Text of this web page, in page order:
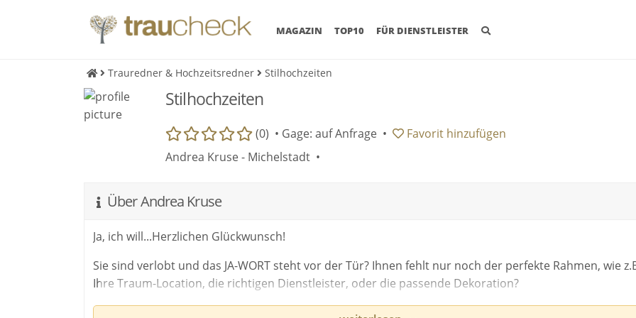
MAGAZIN (CURRENT)
TOP10 FÜR DIENSTLEISTER
Trauredner & Hochzeitsredner Stilhochzeiten
Stilhochzeiten
(0) • Gage: auf Anfrage • Favorit hinzufügen
Andrea Kruse - Michelstadt •
Über Andrea Kruse
Ja, ich will...Herzlichen Glückwunsch!
Sie sind verlobt und das JA-WORT steht vor der Tür? Ihnen fehlt nur noch der perfekte Rahmen, wie
Ihre Traum-Location, die richtigen Dienstleister, oder die passende Dekoration?